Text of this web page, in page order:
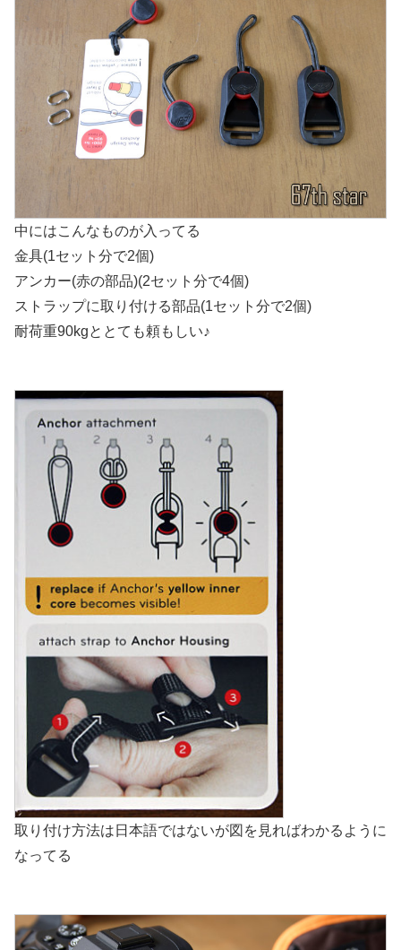
中にはこんなものが入ってる
金具(1セット分で2個)
アンカー(赤の部品)(2セット分で4個)
ストラップに取り付ける部品(1セット分で2個)
耐荷重90kgととても頼もしい♪
取り付け方法は日本語ではないが図を見ればわかるように
なってる